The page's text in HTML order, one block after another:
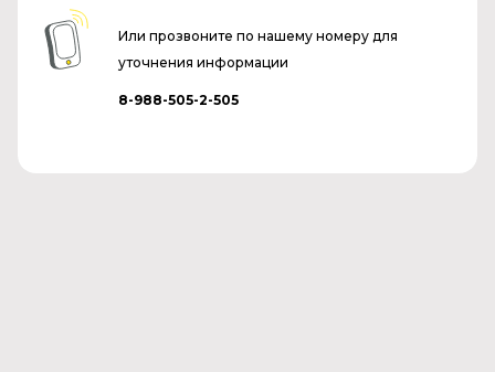
Или прозвоните по нашему номеру для
уточнения информации
8-988-505-2-505